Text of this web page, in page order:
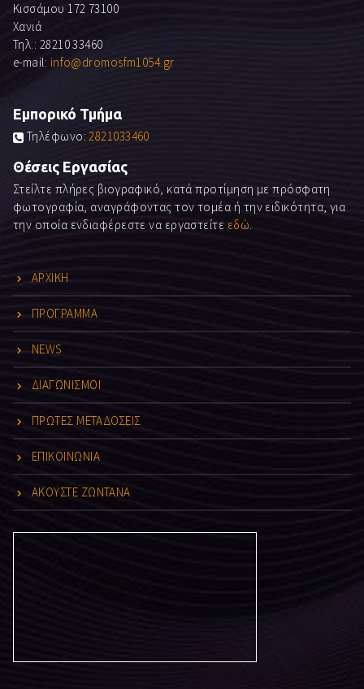
Κισσάμου 172 73100
Χανιά
Τηλ.: 28210 33460
e-mail: info@dromosfm1054.gr
Εμπορικό Τμήμα
Τηλέφωνο:2821033460
Θέσεις Εργασίας
Στείλτε πλήρες βιογραφικό, κατά προτίμηση με πρόσφατη
φωτογραφία, αναγράφοντας τον τομέα ή την ειδικότητα, για
την οποία ενδιαφέρεστε να εργαστείτε εδώ.
ΑΡΧΙΚΗ
ΠΡΟΓΡΑΜΜΑ
NEWS
ΔΙΑΓΩΝΙΣΜΟΙ
ΠΡΩΤΕΣ ΜΕΤΑΔΟΣΕΙΣ
ΕΠΙΚΟΙΝΩΝΙΑ
ΑΚΟΥΣΤΕ ΖΩΝΤΑΝΑ